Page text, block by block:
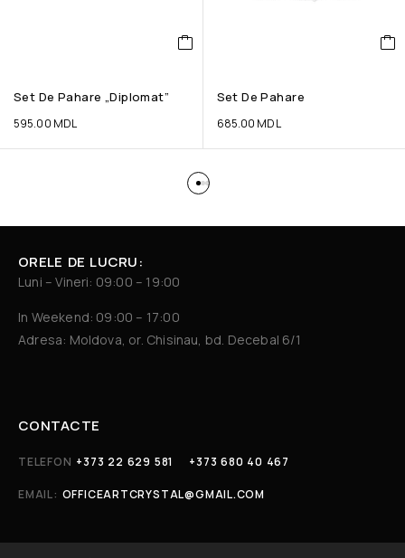
Set De Pahare „Diplomat”
595.00 MDL
Set De Pahare
685.00 MDL
ORELE DE LUCRU:
Luni – Vineri: 09:00 – 19:00
In Weekend: 09:00 – 17:00
Adresa: Moldova, or. Chisinau, bd. Decebal 6/1
CONTACTE
TELEFON +373 22 629 581 +373 680 40 467
EMAIL: OFFICEARTCRYSTAL@GMAIL.COM